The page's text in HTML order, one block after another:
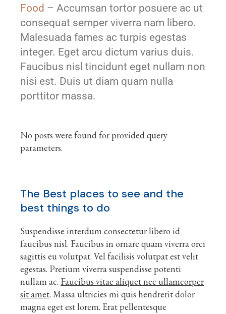
Food – Accumsan tortor posuere ac ut
consequat semper viverra nam libero.
Malesuada fames ac turpis egestas
integer. Eget arcu dictum varius duis.
Faucibus nisl tincidunt eget nullam non
nisi est. Duis ut diam quam nulla
porttitor massa.
No posts were found for provided query
parameters.
The Best places to see and the
best things to do
Suspendisse interdum consectetur libero id
faucibus nisl. Faucibus in ornare quam viverra orci
sagittis eu volutpat. Vel facilisis volutpat est velit
egestas. Pretium viverra suspendisse potenti
nullam ac. Faucibus vitae aliquet nec ullamcorper
sit amet. Massa ultricies mi quis hendrerit dolor
magna eget est lorem. Erat pellentesque